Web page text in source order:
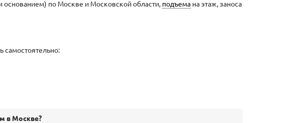
по Москве и Московской области, подъема на этаж, заноса
самостоятельно:
в Москве?